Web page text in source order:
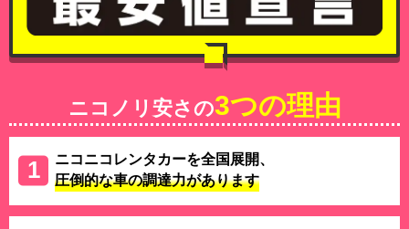
ニコノリ安さの3つの理由
ニコニコレンタカーを全国展開、
圧倒的な車の調達力があります